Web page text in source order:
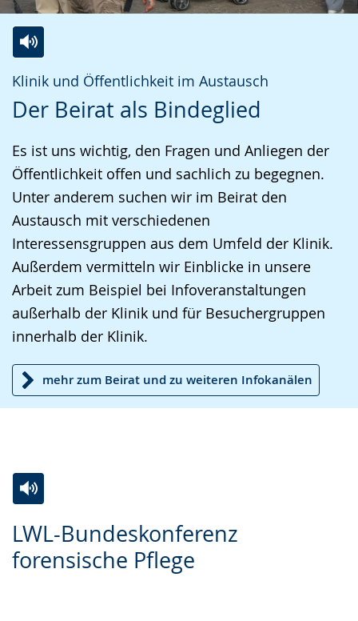
Klinik und Öffentlichkeit im Austausch
Der Beirat als Bindeglied
Es ist uns wichtig, den Fragen und Anliegen der
Öffentlichkeit offen und sachlich zu begegnen.
Unter anderem suchen wir im Beirat den
Austausch mit verschiedenen
Interessensgruppen aus dem Umfeld der Klinik.
Außerdem vermitteln wir Einblicke in unsere
Arbeit zum Beispiel bei Infoveranstaltungen
außerhalb der Klinik und für Besuchergruppen
innerhalb der Klinik.
mehr zum Beirat und zu weiteren Infokanälen
Leichten
Sprache
Audio-
Unterstützung.
Video
in
Gebärdensprache
wird
angezeigt.
LWL-Bundeskonferenz
forensische Pflege
Leichten
Sprache
Audio-
Unterstützung.
Video
in